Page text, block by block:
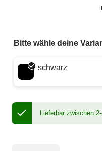
Bitte wähle deine
Wähle eine Farbe
schwarz
Lieferbar zwischen